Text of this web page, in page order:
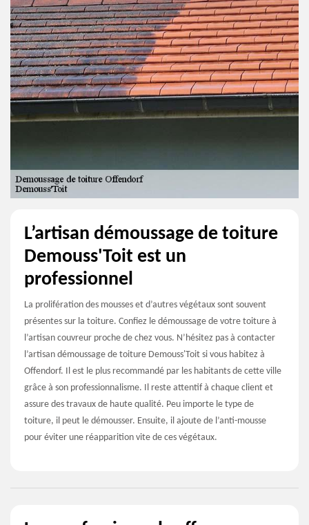
L’artisan démoussage de toiture
Demouss'Toit est un
professionnel
La prolifération des mousses et d’autres végétaux sont souvent
présentes sur la toiture. Confiez le démoussage de votre toiture à
l’artisan couvreur proche de chez vous. N’hésitez pas à contacter
l’artisan démoussage de toiture Demouss'Toit si vous habitez à
Offendorf. Il est le plus recommandé par les habitants de cette ville
grâce à son professionnalisme. Il reste attentif à chaque client et
assure des travaux de haute qualité. Peu importe le type de
toiture, il peut le démousser. Ensuite, il ajoute de l’anti-mousse
pour éviter une réapparition vite de ces végétaux.